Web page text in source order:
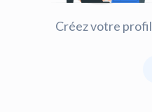
Créez votre profil